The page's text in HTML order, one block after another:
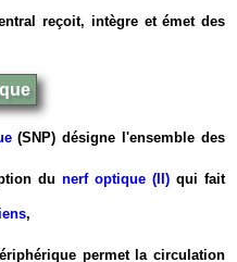
reçoit, intègre et émet des
(SNP) désigne l'ensemble des
du nerf optique (II) qui fait
,
permet la circulation